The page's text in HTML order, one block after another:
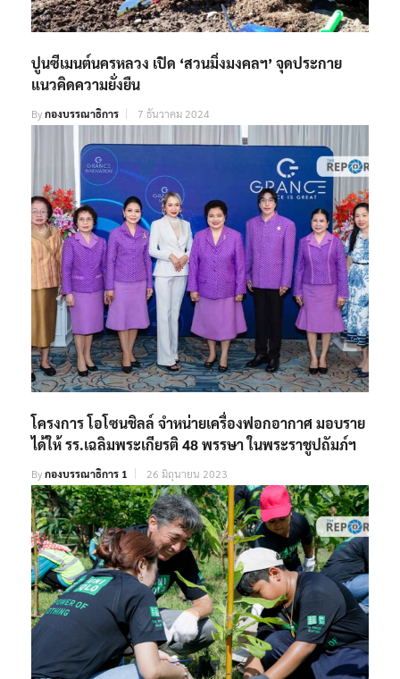
ปูนซีเมนต์นครหลวง​ เปิด​ ‘สวนมิ่งมงคลฯ’ จุดประกาย
แนวคิดความยั่งยืน
Byกองบรรณาธิการ 7 ธันวาคม 2024
โครงการ โอโซนชิลล์ จำหน่ายเครื่องฟอกอากาศ มอบราย
ได้ให้ รร.เฉลิมพระเกียรติ 48 พรรษา ในพระราชูปถัมภ์ฯ
Byกองบรรณาธิการ 1 26 มิถุนายน 2023